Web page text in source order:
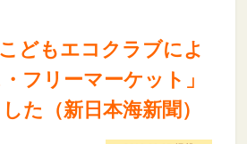
どもエコクラブによ
フリーマーケット」
た（新日本海新聞）